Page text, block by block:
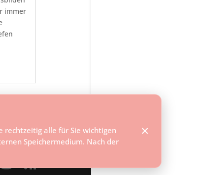
immer
rechtzeitig alle für Sie wichtigen
Speichermedium. Nach der
×